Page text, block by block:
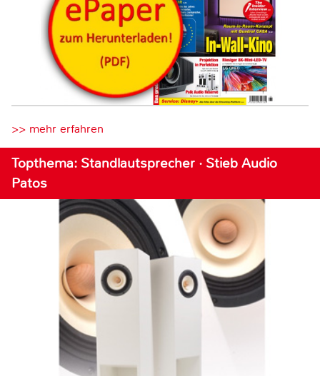
>> mehr erfahren
Topthema: Standlautsprecher · Stieb Audio
Patos